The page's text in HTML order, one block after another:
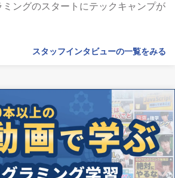
ングのスタートにテックキャンプが
スタッフインタビューの一覧をみる